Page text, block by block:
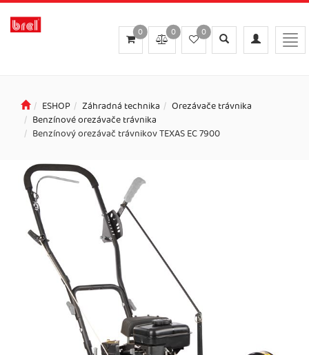
Toggle
navigation
Toggle
search
0
0
0
ESHOP Záhradná technika
Orezávače trávnika
Benzínové orezávače trávnika
Benzínový orezávač trávnikov TEXAS EC 7900